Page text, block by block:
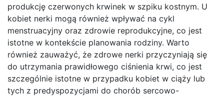
produkcję czerwonych krwinek w szpiku kostnym. U
kobiet nerki mogą również wpływać na cykl
menstruacyjny oraz zdrowie reprodukcyjne, co jest
istotne w kontekście planowania rodziny. Warto
również zauważyć, że zdrowe nerki przyczyniają się
do utrzymania prawidłowego ciśnienia krwi, co jest
szczególnie istotne w przypadku kobiet w ciąży lub
tych z predyspozycjami do chorób sercowo-